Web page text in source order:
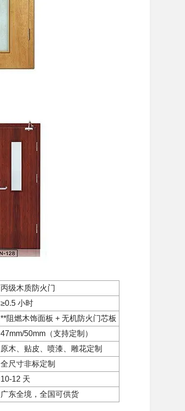
丙级木质防火门
≥0.5 小时
**阻燃木饰面板 + 无机防火门芯板
47mm/50mm（支持定制）
原木、贴皮、喷漆、雕花定制
全尺寸非标定制
10-12 天
广东全境，全国可供货